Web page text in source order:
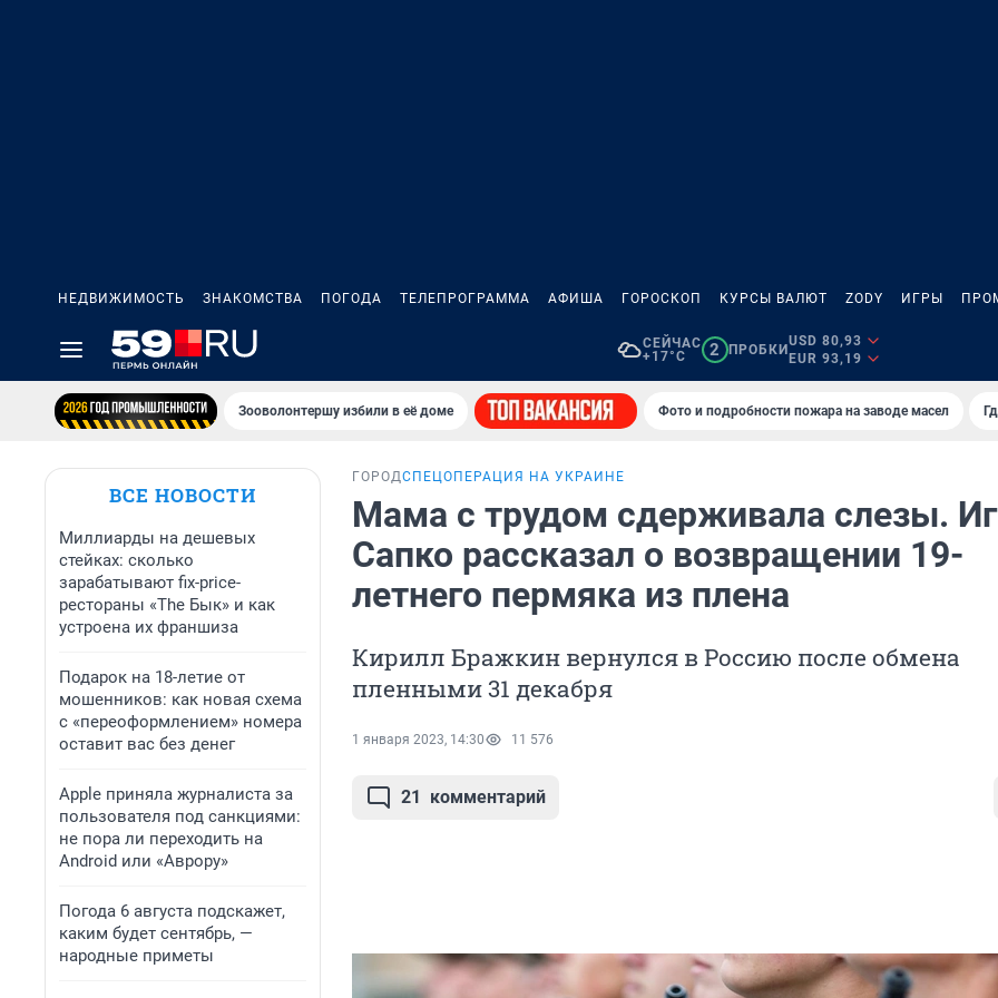
НЕДВИЖИМОСТЬ ЗНАКОМСТВА ПОГОДА ТЕЛЕПРОГРАММА АФИША ГОРОСКОП КУРСЫ ВАЛЮТ ZODY ИГРЫ
СЕЙЧАС
+17°C
2 ПРОБКИ
USD 80,93
EUR 93,19
Зооволонтершу избили в её доме Фото и подробности пожара на заводе масел
ВСЕ НОВОСТИ
Миллиарды на дешевых
стейках: сколько
зарабатывают fix-price-
рестораны «The Бык» и как
устроена их франшиза
Подарок на 18-летие от
мошенников: как новая схема
с «переоформлением» номера
оставит вас без денег
Apple приняла журналиста за
пользователя под санкциями:
не пора ли переходить на
Android или «Аврору»
Погода 6 августа подскажет,
каким будет сентябрь, —
народные приметы
ГОРОДСПЕЦОПЕРАЦИЯ НА УКРАИНЕ
Мама с трудом сдерживала слезы.
Сапко рассказал о возвращении 19-
летнего пермяка из плена
Кирилл Бражкин вернулся в Россию после обмена
пленными 31 декабря
1 января 2023, 14:30 11 576
21 комментарий